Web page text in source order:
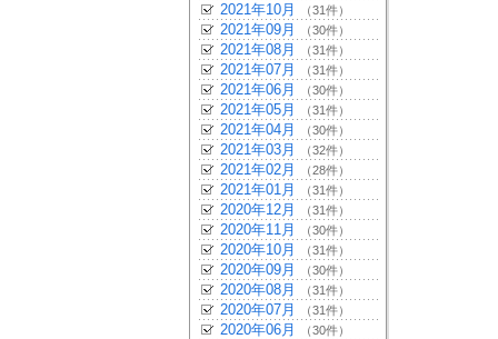
2021年10月 （31件）
2021年09月 （30件）
2021年08月 （31件）
2021年07月 （31件）
2021年06月 （30件）
2021年05月 （31件）
2021年04月 （30件）
2021年03月 （32件）
2021年02月 （28件）
2021年01月 （31件）
2020年12月 （31件）
2020年11月 （30件）
2020年10月 （31件）
2020年09月 （30件）
2020年08月 （31件）
2020年07月 （31件）
2020年06月 （30件）